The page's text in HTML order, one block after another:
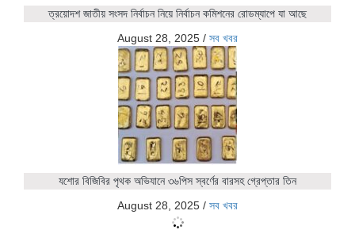
ত্রয়োদশ জাতীয় সংসদ নির্বাচন নিয়ে নির্বাচন কমিশনের রোডম্যাপে যা আছে
August 28, 2025 / সব খবর
যশোর বিজিবির পৃথক অভিযানে ৩৬পিস স্বর্ণের বারসহ গ্রেপ্তার তিন
August 28, 2025 / সব খবর